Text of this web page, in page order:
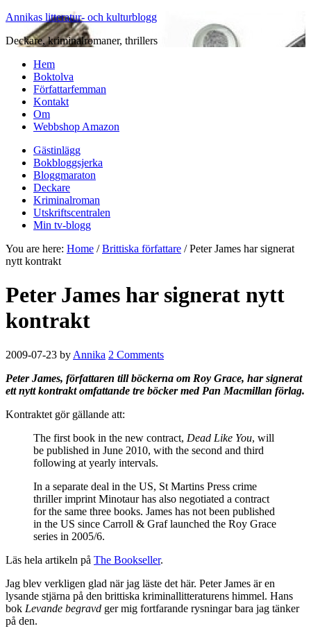
Annikas litteratur- och kulturblogg
Deckare, kriminalromaner, thrillers
Hem
Boktolva
Författarfemman
Kontakt
Om
Webbshop Amazon
Gästinlägg
Bokbloggsjerka
Bloggmaraton
Deckare
Kriminalroman
Utskriftscentralen
Min tv-blogg
You are here: Home / Brittiska författare /Peter James har signerat
nytt kontrakt
Peter James har signerat nytt
kontrakt
2009-07-23 by Annika 2 Comments
Peter James, författaren till böckerna om Roy Grace, har signerat
ett nytt kontrakt omfattande tre böcker med Pan Macmillan förlag.
Kontraktet gör gällande att:
The first book in the new contract, Dead Like You, will
be published in June 2010, with the second and third
following at yearly intervals.
In a separate deal in the US, St Martins Press crime
thriller imprint Minotaur has also negotiated a contract
for the same three books. James has not been published
in the US since Carroll & Graf launched the Roy Grace
series in 2005/6.
Läs hela artikeln på The Bookseller.
Jag blev verkligen glad när jag läste det här. Peter James är en
lysande stjärna på den brittiska kriminallitteraturens himmel. Hans
bok Levande begravd ger mig fortfarande rysningar bara jag tänker
på den.